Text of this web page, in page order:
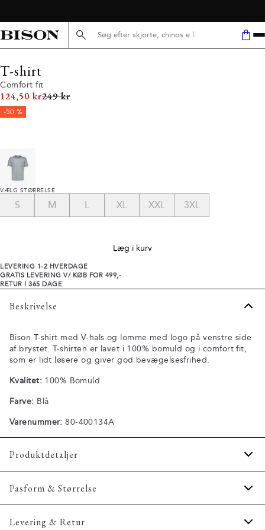
Søg her...
T-shirt
Comfort fit
124,50 krI alt (uden rabat)
249 kr
-50 %
VÆLG STØRRELSE
S M L XL XXL 3XL
Læg i kurv
LEVERING 1-2 HVERDAGE
GRATIS LEVERING V/ KØB FOR 499,-
RETUR I 365 DAGE
Beskrivelse
Bison T-shirt med V-hals og lomme med logo på venstre side
af brystet. T-shirten er lavet i 100% bomuld og i comfort fit,
som er lidt løsere og giver god bevægelsesfrihed.
Kvalitet:100% Bomuld
Farve: Blå
Varenummer: 80-400134A
Produktdetaljer
Lomme på venstre bryst.
Fremstillet i 100% bomuld.
Pasform & Størrelse
Fit:Comfort fit
Levering & Retur